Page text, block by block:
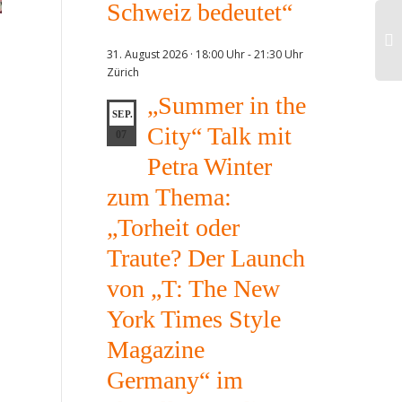
Schweiz bedeutet“
31. August 2026 · 18:00 Uhr-21:30 Uhr
Zürich
SEP.
07
„Summer in the
City“ Talk mit
Petra Winter
zum Thema:
„Torheit oder
Traute? Der Launch
von „T: The New
York Times Style
Magazine
Germany“ im